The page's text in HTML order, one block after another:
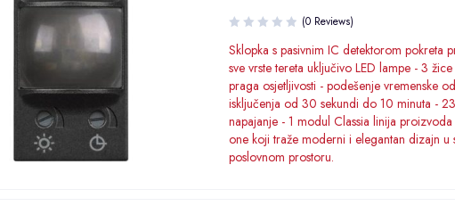
(0 Reviews)
Sklopka s pasivnim IC detektorom pokreta
sve vrste tereta uključivo LED lampe - 3
praga osjetljivosti - podešenje vremenske
isključenja od 30 sekundi do 10 minuta -
napajanje - 1 modul Classia linija
one koji traže moderni i elegantan dizajn u
poslovnom prostoru.